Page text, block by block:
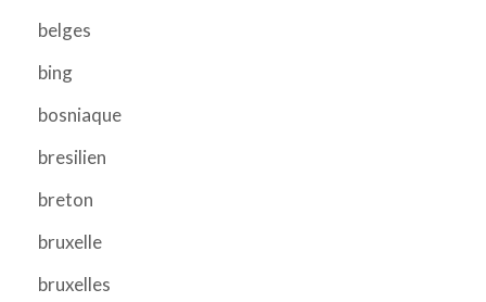
belges
bing
bosniaque
bresilien
breton
bruxelle
bruxelles